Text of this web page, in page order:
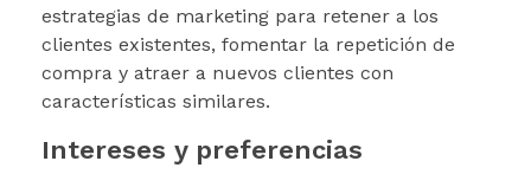
estrategias de marketing para retener a los
clientes existentes, fomentar la repetición de
compra y atraer a nuevos clientes con
características similares.
Intereses y preferencias